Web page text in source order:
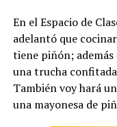
En el Espacio de
adelantó que
tiene piñón; además
una trucha
También voy hará
una mayonesa de